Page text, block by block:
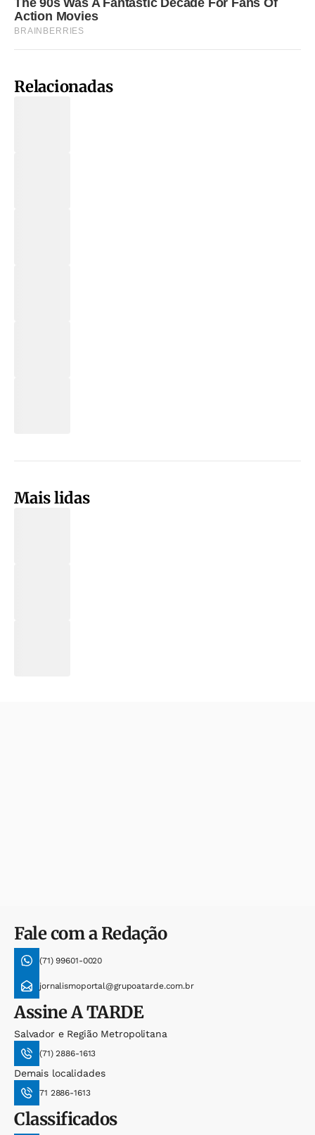
Relacionadas
Mais lidas
Fale com a Redação
(71) 99601-0020
jornalismoportal@grupoatarde.com.br
AssineA TARDE
Salvador e Região Metropolitana
(71) 2886-1613
Demais localidades
71 2886-1613
Classificados